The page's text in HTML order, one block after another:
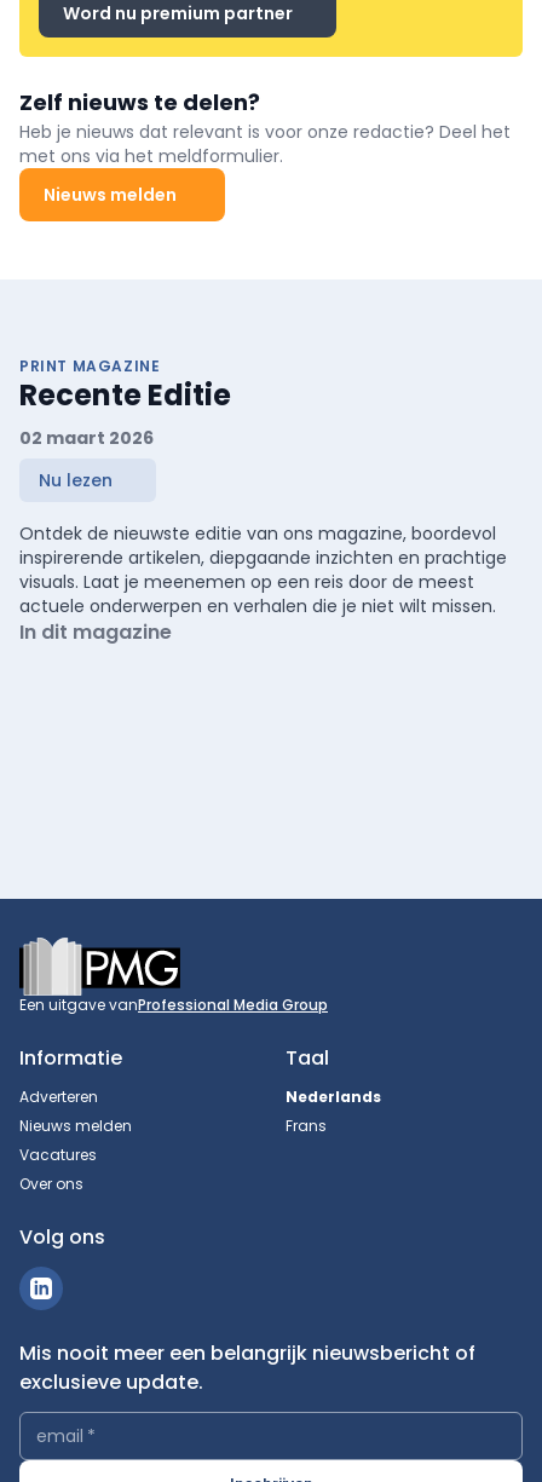
Word nu premium partner
Zelf nieuws te delen?
Heb je nieuws dat relevant is voor onze redactie? Deel het
met ons via het meldformulier.
Nieuws melden
PRINT MAGAZINE
Recente Editie
02 maart 2026
Nu lezen
Ontdek de nieuwste editie van ons magazine, boordevol
inspirerende artikelen, diepgaande inzichten en prachtige
visuals. Laat je meenemen op een reis door de meest
actuele onderwerpen en verhalen die je niet wilt missen.
In dit magazine
Footer
Een uitgave vanProfessional Media Group
Informatie
Adverteren
Nieuws melden
Vacatures
Over ons
Taal
Nederlands
Frans
Volg ons
Mis nooit meer een belangrijk nieuwsbericht of
exclusieve update.
email *